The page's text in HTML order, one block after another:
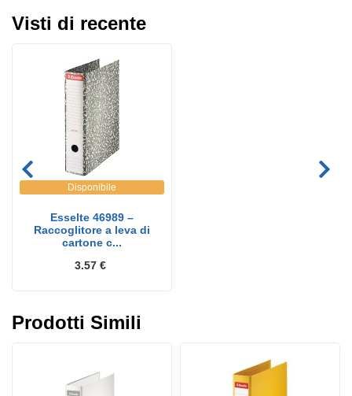
Visti di recente
Disponibile
Esselte 46989 –
Raccoglitore a leva di
cartone c...
3.57 €
Prodotti Simili